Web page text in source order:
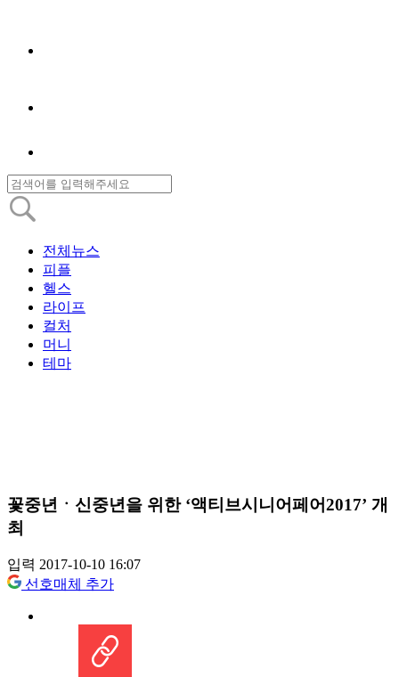
전체뉴스
피플
헬스
라이프
컬처
머니
테마
꽃중년ㆍ신중년을 위한 ‘액티브시니어페어2017’ 개
최
입력 2017-10-10 16:07
선호매체 추가